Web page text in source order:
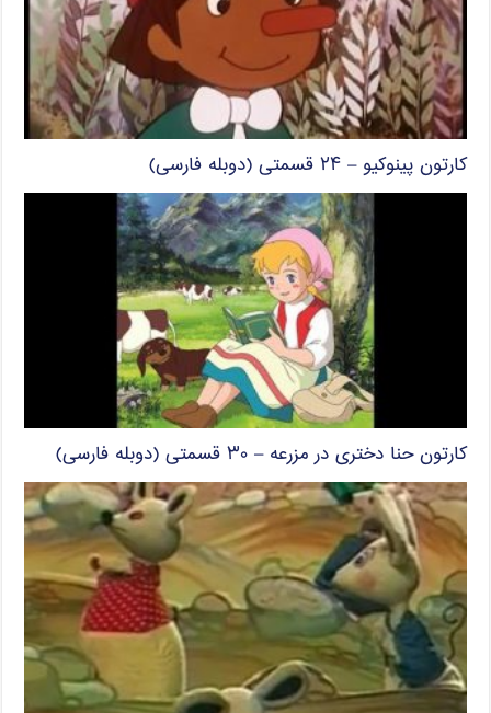
کارتون پینوکیو – ۲۴ قسمتی (دوبله فارسی)
کارتون حنا دختری در مزرعه – ۳۰ قسمتی (دوبله فارسی)